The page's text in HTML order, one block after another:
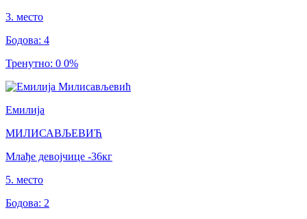
3. место
Бодова: 4
Тренутно: 0 0%
Емилија
МИЛИСАВЉЕВИЋ
Млађе девојчице -36кг
5. место
Бодова: 2